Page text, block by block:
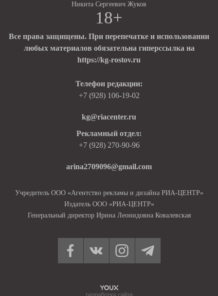
Никита Сергеевич Жуков
18+
Все права защищены. При перепечатке и использовании
любых материалов обязательна гиперссылка на
https://kg-rostov.ru
Телефон редакции:
+7 (928) 106-19-02
kg@riacenter.ru
Рекламный отдел:
+7 (928) 270-90-96
arina2709096@gmail.com
Учредитель ООО «Агентство рекламы и дизайна РИА-ЦЕНТР»
Издатель ООО «РИА-ЦЕНТР»
Генеральный директор Ирина Леонидовна Ковалевская